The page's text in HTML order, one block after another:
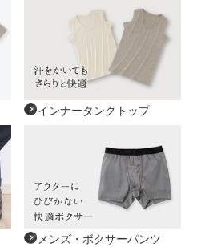
インナータンクトップ
メンズ・ボクサーパンツ